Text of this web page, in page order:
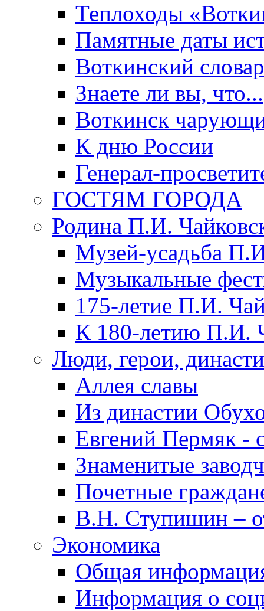
Теплоходы
Памятные даты
Воткинский
Знаете ли вы, что...
Воткинск
К дню России
Генерал-
ГОСТЯМ ГОРОДА
Родина П.И.
Музей-усадьба
Музыкальные
175-летие П.И.
К 180-летию П.И.
Люди, герои,
Аллея славы
Из династии
Евгений Пермяк -
Знаменитые
Почетные
В.Н. Ступишин –
Экономика
Общая
Информация о